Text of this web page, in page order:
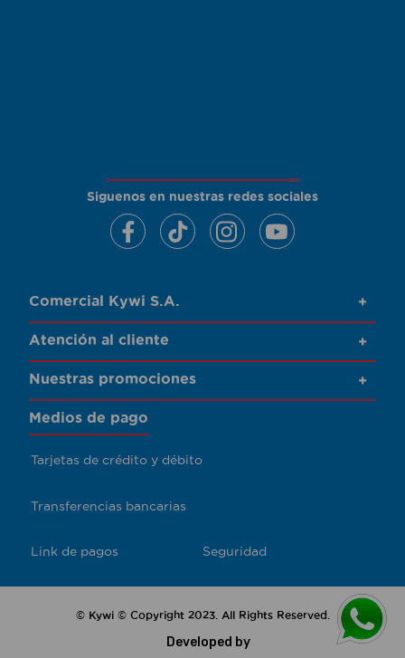
Siguenos en nuestras redes sociales
Comercial Kywi S.A. +
Atención al cliente +
Nuestras promociones +
Medios de pago
Tarjetas de crédito y débito
Transferencias bancarias
Link de pagos Seguridad
© Kywi © Copyright 2023. All Rights Reserved.